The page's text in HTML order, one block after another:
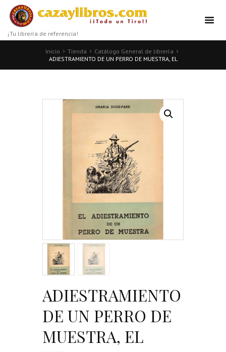
¡Tu librería de referencia!
Inicio Tienda
Catálogo General de librería
ADIESTRAMIENTO DE UN PERRO DE MUESTRA, EL
ADIESTRAMIENTO
DE UN PERRO DE
MUESTRA, EL